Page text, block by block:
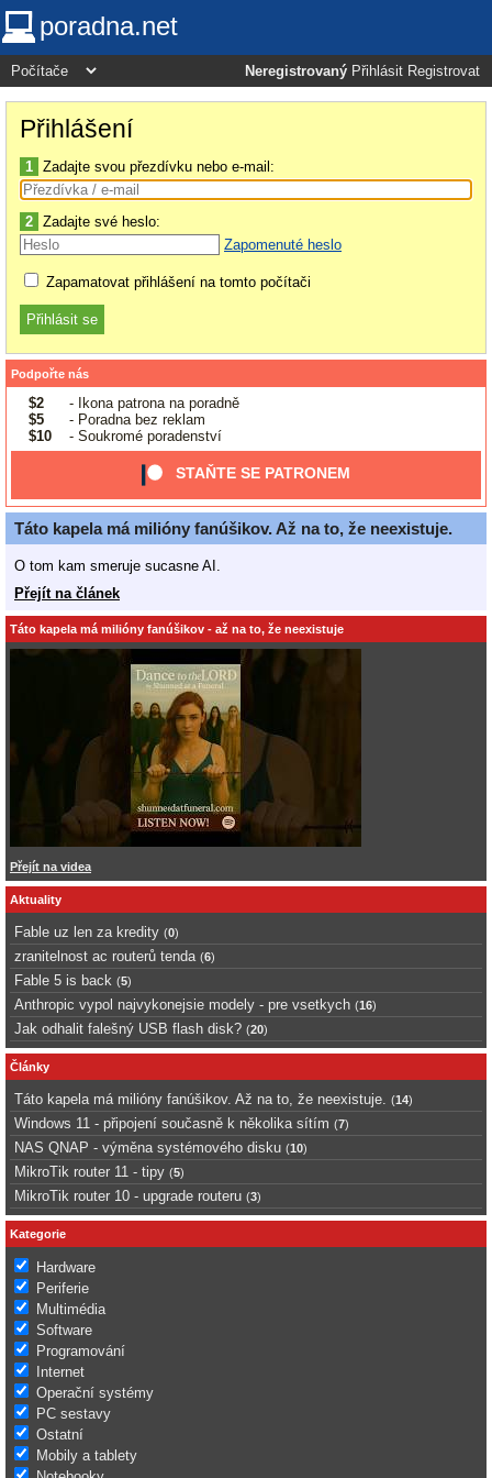
poradna.net
Neregistrovaný Přihlásit Registrovat
Přihlášení
1 Zadajte svou přezdívku nebo e-mail:
2 Zadajte své heslo:
Zapomenuté heslo
Zapamatovat přihlášení na tomto počítači
Podpořte nás
$2
- Ikona patrona na poradně
$5
- Poradna bez reklam
$10
- Soukromé poradenství
STAŇTE SE PATRONEM
Táto kapela má milióny fanúšikov. Až na to, že neexistuje.
O tom kam smeruje sucasne AI.
Přejít na článek
Táto kapela má milióny fanúšikov - až na to, že neexistuje
Přejít na videa
Aktuality
Fable uz len za kredity (0)
zranitelnost ac routerů tenda (6)
Fable 5 is back (5)
Anthropic vypol najvykonejsie modely - pre vsetkych (16)
Jak odhalit falešný USB flash disk? (20)
Články
Táto kapela má milióny fanúšikov. Až na to, že neexistuje. (14)
Windows 11 - připojení současně k několika sítím (7)
NAS QNAP - výměna systémového disku (10)
MikroTik router 11 - tipy (5)
MikroTik router 10 - upgrade routeru (3)
Kategorie
Hardware
Periferie
Multimédia
Software
Programování
Internet
Operační systémy
PC sestavy
Ostatní
Mobily a tablety